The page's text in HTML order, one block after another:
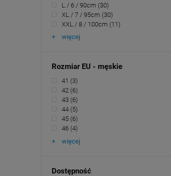
L / 6 / 90cm (30)
XL / 7 / 95cm (30)
XXL / 8 / 100cm (11)
więcej
Rozmiar EU - męskie
41 (3)
42 (6)
43 (6)
44 (5)
45 (6)
46 (4)
więcej
Dostępność